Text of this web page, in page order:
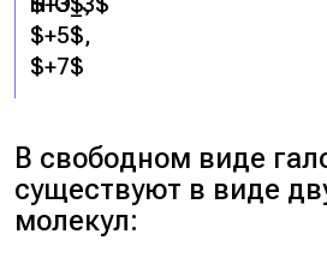
$+5$,
$+7$
В свободном виде
существуют в виде
молекул: